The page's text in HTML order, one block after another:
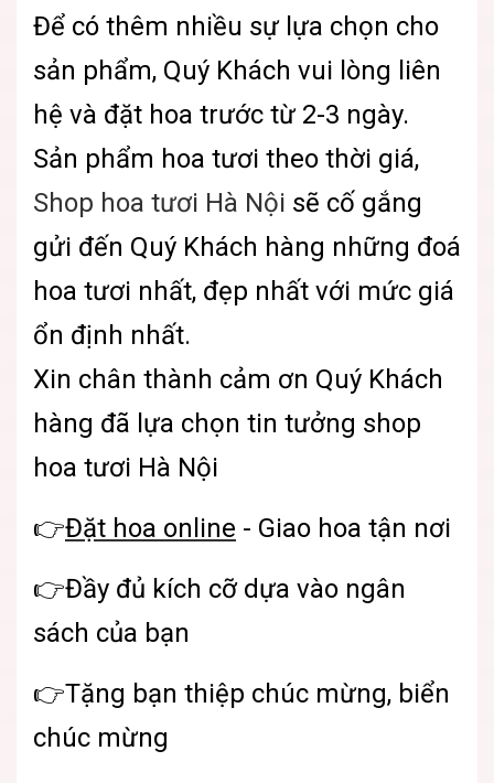
Để có thêm nhiều sự lựa chọn cho
sản phẩm, Quý Khách vui lòng liên
hệ và đặt hoa trước từ 2-3 ngày.
Sản phẩm hoa tươi theo thời giá,
Shop hoa tươi Hà Nội sẽ cố gắng
gửi đến Quý Khách hàng những đoá
hoa tươi nhất, đẹp nhất với mức giá
ổn định nhất.
Xin chân thành cảm ơn Quý Khách
hàng đã lựa chọn tin tưởng shop
hoa tươi Hà Nội
👉Đặt hoa online - Giao hoa tận nơi
👉Đầy đủ kích cỡ dựa vào ngân
sách của bạn
👉Tặng bạn thiệp chúc mừng, biển
chúc mừng